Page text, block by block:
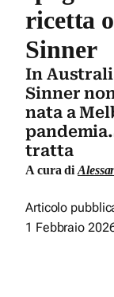
ricetta
Sinner
In
Sinner
nata a
tratta
A cura di
Articolo
1 Febbraio